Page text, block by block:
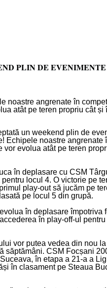
PLIN DE
noastre angrenate în
atât pe teren propriu cât și
un weekend plin de
Echipele noastre angrenate
vor evolua atât pe teren
în deplasare cu CSM
locul 4. O victorie pe
play-out să jucăm pe
pe locul 5 din grupă.
în deplasare împotriva
în play-off-ul
vor putea vedea din nou
săptămâni. CSM Focșani
în etapa a 21-a a
în clasament pe Steaua